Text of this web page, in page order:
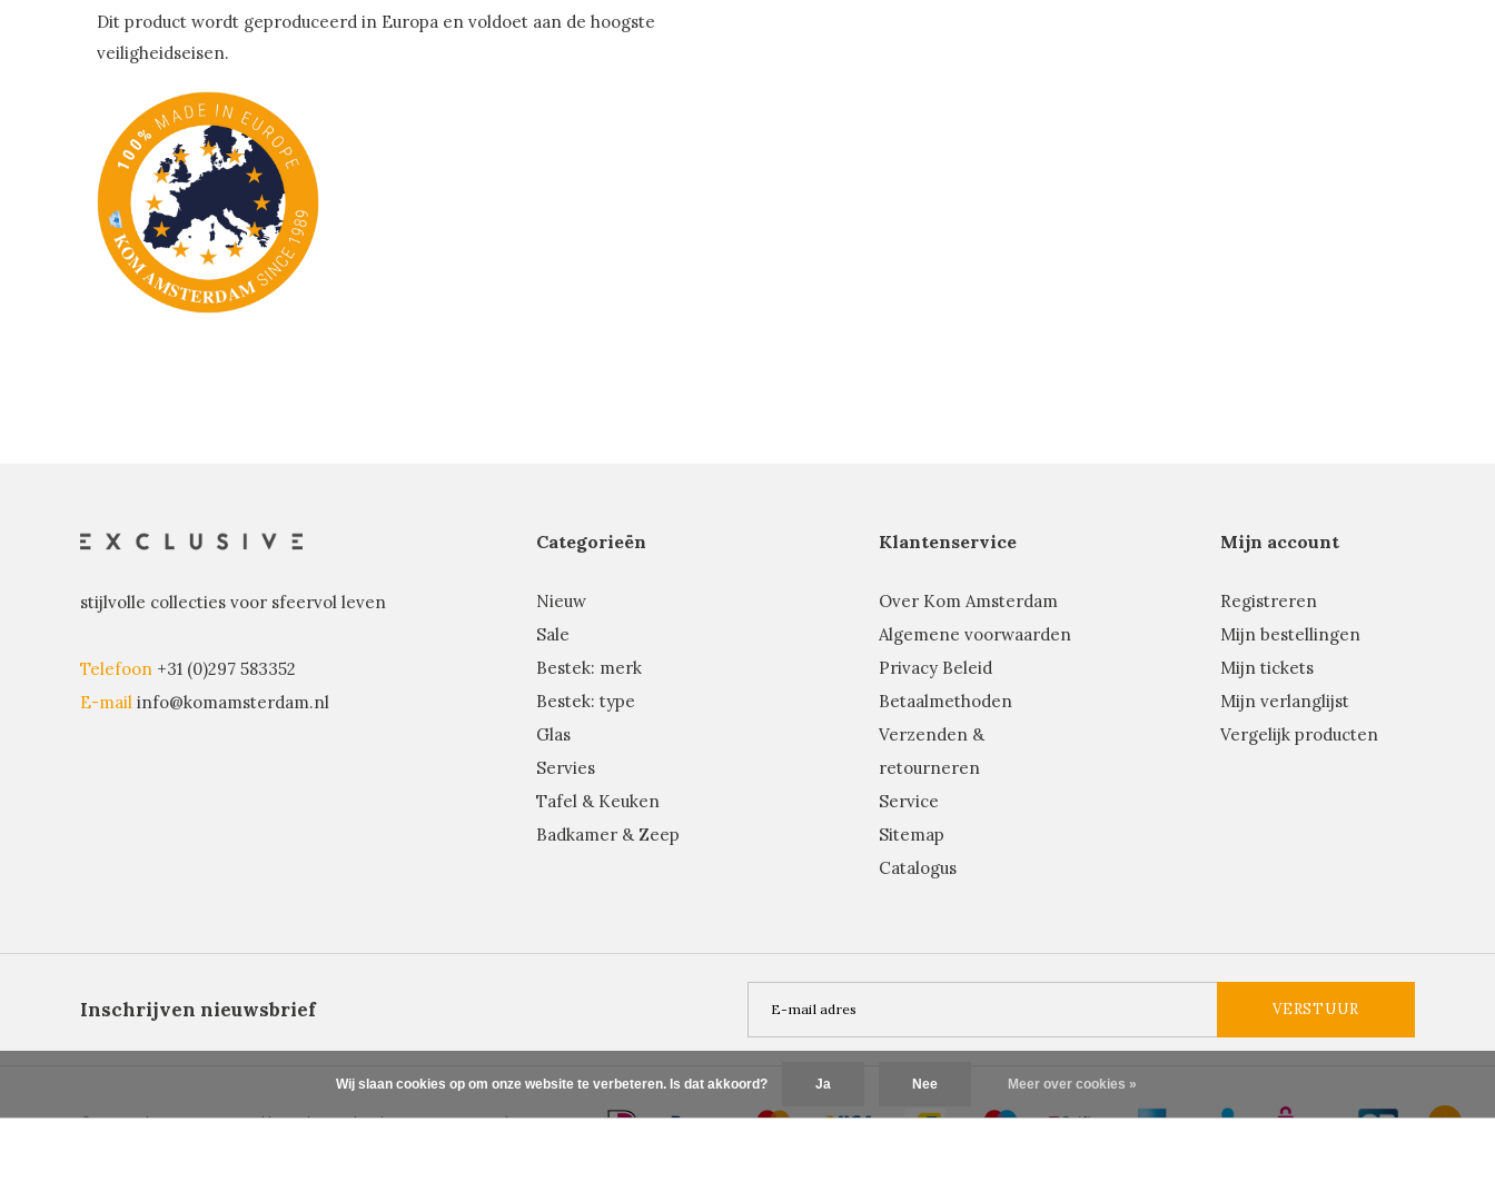
Dit product wordt geproduceerd in Europa en voldoet aan de hoogste
veiligheidseisen.
stijlvolle collecties voor sfeervol leven
Telefoon +31 (0)297 583352
E-mail info@komamsterdam.nl
Categorieën
Nieuw
Sale
Bestek: merk
Bestek: type
Glas
Servies
Tafel & Keuken
Badkamer & Zeep
Klantenservice
Over Kom Amsterdam
Algemene voorwaarden
Privacy Beleid
Betaalmethoden
Verzenden &
retourneren
Service
Sitemap
Catalogus
Mijn account
Registreren
Mijn bestellingen
Mijn tickets
Mijn verlanglijst
Vergelijk producten
Inschrijven nieuwsbrief VERSTUUR
© Copyright 2026 - Powered byLightspeed- Theme ByDMWSxPlus+
Wij slaan cookies op om onze website te verbeteren. Is dat akkoord? Ja Nee Meer over cookies »